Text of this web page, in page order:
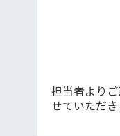
担当者より
せていただき